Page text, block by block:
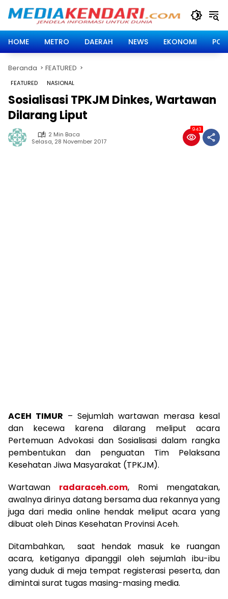
HOME
METRO DAERAH NEWS EKONOMI
Beranda FEATURED
FEATURED NASIONAL
Sosialisasi TPKJM Dinkes, Wartawan
Dilarang Liput
2 Min Baca
Selasa, 28 November 2017
943
ACEH TIMUR – Sejumlah wartawan merasa kesal
dan kecewa karena dilarang meliput acara
Pertemuan Advokasi dan Sosialisasi dalam rangka
pembentukan dan penguatan Tim Pelaksana
Kesehatan Jiwa Masyarakat (TPKJM).
Wartawan radaraceh.com, Romi mengatakan,
awalnya dirinya datang bersama dua rekannya yang
juga dari media online hendak meliput acara yang
dibuat oleh Dinas Kesehatan Provinsi Aceh.
Ditambahkan, saat hendak masuk ke ruangan
acara, ketiganya dipanggil oleh sejumlah ibu-ibu
yang duduk di meja tempat registerasi peserta, dan
dimintai surat tugas masing-masing media.